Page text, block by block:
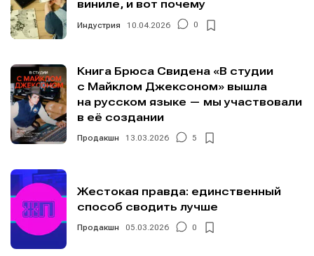
виниле, и вот почему
Индустрия 10.04.2026 0
Книга Брюса Свидена «В студии
с Майклом Джексоном» вышла
на русском языке — мы участвовали
в её создании
Продакшн 13.03.2026 5
Жестокая правда: единственный
способ сводить лучше
Продакшн 05.03.2026 0